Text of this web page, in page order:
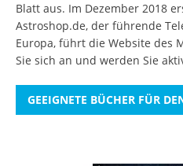
Blatt aus. Im Dezember 2018
Astroshop.de, der führende
Europa, führt die Website des
Sie sich an und werden Sie
GEEIGNETE BÜCHER FÜR